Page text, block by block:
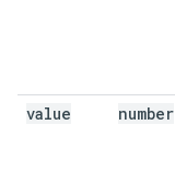
value number